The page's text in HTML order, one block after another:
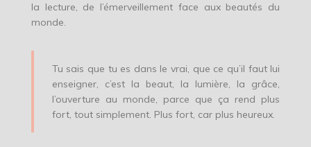
la lecture, de l’émerveillement face aux beautés du
monde.
Tu sais que tu es dans le vrai, que ce qu’il faut lui
enseigner, c’est la beaut, la lumière, la grâce,
l’ouverture au monde, parce que ça rend plus
fort, tout simplement. Plus fort, car plus heureux.